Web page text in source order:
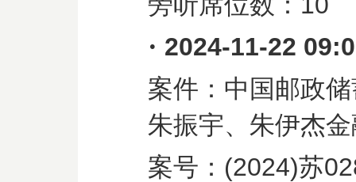
· 2024-11-22
案件：中国邮政
朱振宇、朱伊杰
案号： (2024)苏